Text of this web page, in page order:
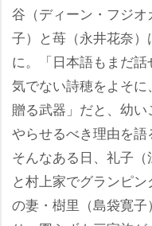
谷（ディーン・フジ
子）と苺（永井花奈
に。「日本語もまだ
気でない詩穂をよそに
贈る武器」だと、幼
らせるべき理由を語
そんなある日、礼子
と村上家でグランピ
の妻・樹里（島袋寛